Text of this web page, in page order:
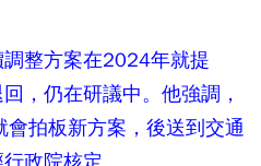
整方案在2024年就提
，仍在研議中。他強調，
拍板新方案，後送到交通
政院核定。